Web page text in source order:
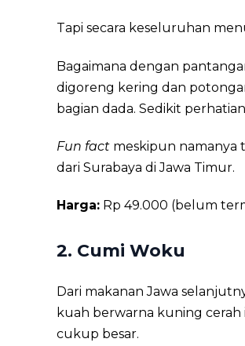
Tapi secara keseluruhan
Bagaimana dengan
digoreng kering dan
bagian dada. Sedikit
Fun fact meskipun namanya
dari Surabaya di Jawa Timur.
Harga: Rp 49.000 (belum
2. Cumi Woku
Dari makanan Jawa
kuah berwarna kuning
cukup besar.